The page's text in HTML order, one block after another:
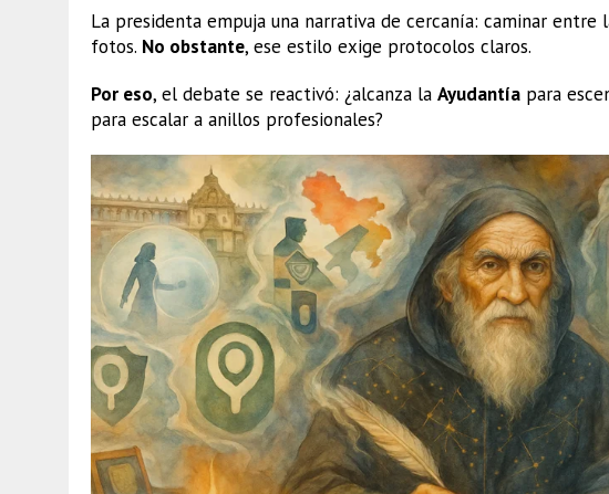
La presidenta empuja una narrativa de cercanía: caminar entre
fotos. No obstante, ese estilo exige protocolos claros.
Por eso, el debate se reactivó: ¿alcanza la Ayudantía para
para escalar a anillos profesionales?